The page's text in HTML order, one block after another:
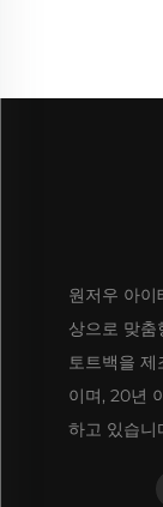
원저우 아이
상으로 맞춤
토트백을 제
이며, 20년
하고 있습니